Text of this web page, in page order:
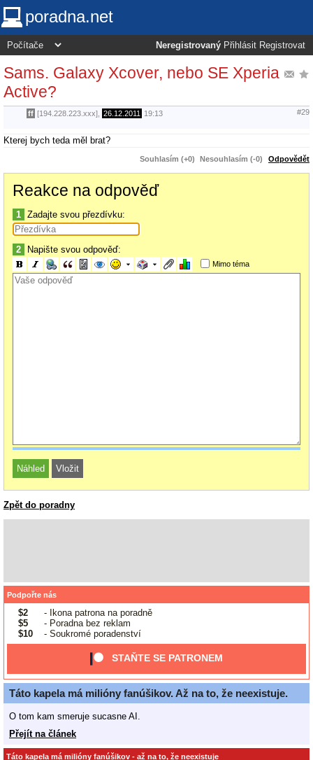
poradna.net
Neregistrovaný Přihlásit Registrovat
Sams. Galaxy Xcover, nebo SE Xperia
Active?
ff [194.228.223.xxx], 26.12.2011 19:13 #29
Kterej bych teda měl brat?
Souhlasím (+0) Nesouhlasím (-0) Odpovědět
Reakce na odpověď
1 Zadajte svou přezdívku:
2 Napište svou odpověď:
Mimo téma
Zpět do poradny
Podpořte nás
$2
- Ikona patrona na poradně
$5
- Poradna bez reklam
$10
- Soukromé poradenství
STAŇTE SE PATRONEM
Táto kapela má milióny fanúšikov. Až na to, že neexistuje.
O tom kam smeruje sucasne AI.
Přejít na článek
Táto kapela má milióny fanúšikov - až na to, že neexistuje